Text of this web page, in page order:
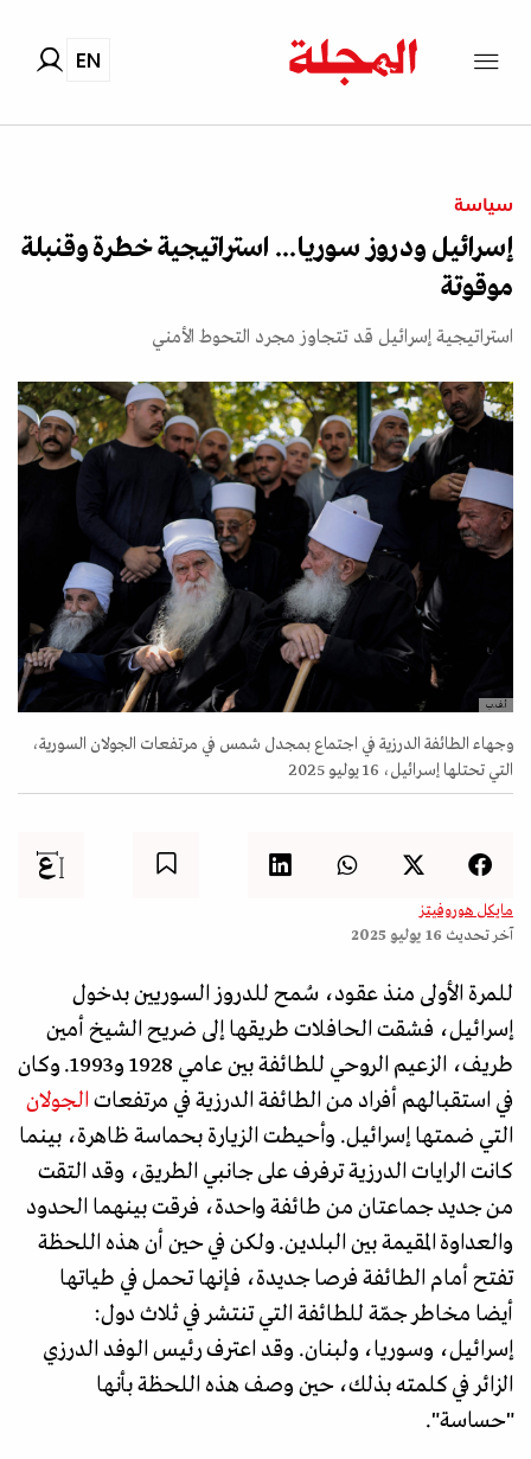
EN
سياسة
إسرائيل ودروز سوريا... استراتيجية خطرة وقنبلة
موقوتة
استراتيجية إسرائيل قد تتجاوز مجرد التحوط الأمني
أ.ف.ب
وجهاء الطائفة الدرزية في اجتماع بمجدل شمس في مرتفعات الجولان السورية،
التي تحتلها إسرائيل، 16 يوليو 2025
مايكل هوروفيتز
آخر تحديث 16 يوليو 2025
للمرة الأولى منذ عقود، سُمح للدروز السوريين بدخول
إسرائيل، فشقت الحافلات طريقها إلى ضريح الشيخ أمين
طريف، الزعيم الروحي للطائفة بين عامي 1928 و1993. وكان
في استقبالهم أفراد من الطائفة الدرزية في مرتفعات الجولان
التي ضمتها إسرائيل. وأحيطت الزيارة بحماسة ظاهرة، بينما
كانت الرايات الدرزية ترفرف على جانبي الطريق، وقد التقت
من جديد جماعتان من طائفة واحدة، فرقت بينهما الحدود
والعداوة المقيمة بين البلدين. ولكن في حين أن هذه اللحظة
تفتح أمام الطائفة فرصا جديدة، فإنها تحمل في طياتها
أيضا مخاطر جمّة للطائفة التي تنتشر في ثلاث دول:
إسرائيل، وسوريا، ولبنان. وقد اعترف رئيس الوفد الدرزي
الزائر في كلمته بذلك، حين وصف هذه اللحظة بأنها
"حساسة".